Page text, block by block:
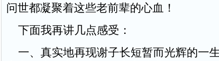
问世都凝聚着这些老前辈的心血！
下面我再讲几点感受：
一、真实地再现谢子长短暂而光辉的一